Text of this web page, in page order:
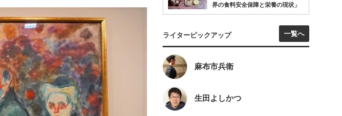
界の食料安全保障と栄養の現状」
ライターピックアップ 一覧へ
麻布市兵衛
生田よしかつ